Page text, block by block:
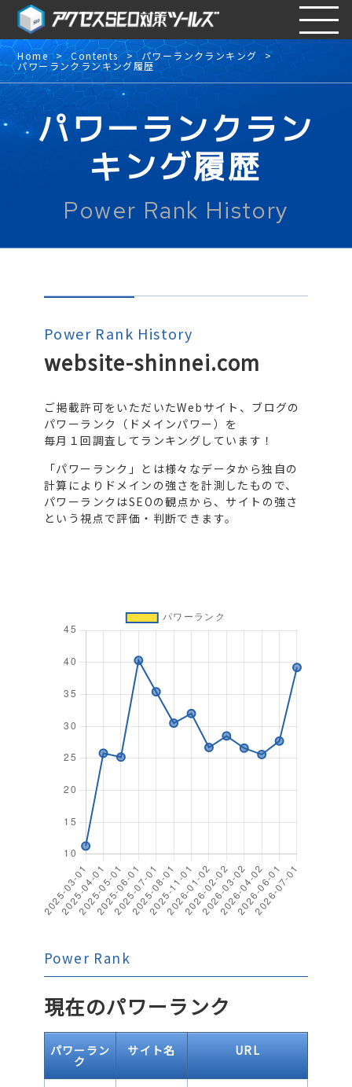
Home Contents パワーランクランキング
パワーランクランキング履歴
パワーランクラン
キング履歴
Power Rank History
Power Rank History
website-shinnei.com
ご掲載許可をいただいたWebサイト、ブログの
パワーランク（ドメインパワー）を
毎月１回調査してランキングしています！
「パワーランク」とは様々なデータから独自の
計算によりドメインの強さを計測したもので、
パワーランクはSEOの観点から、サイトの強さ
という視点で評価・判断できます。
Power Rank
現在のパワーランク
パワーラン
ク
サイト名 URL